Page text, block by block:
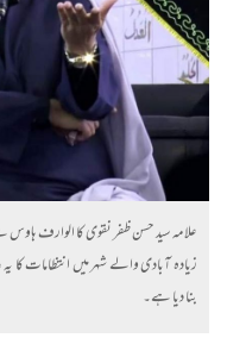
علامہ سید حسن ظفر نقوی کا الوارف
زیادہ آبادی والے شہر میں انتظامات
بنا دیا ہے۔